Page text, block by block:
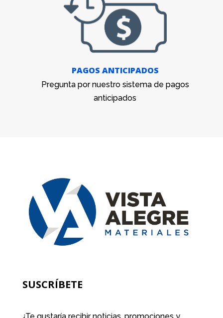
PAGOS ANTICIPADOS
Pregunta por nuestro sistema de pagos
anticipados
SUSCRÍBETE